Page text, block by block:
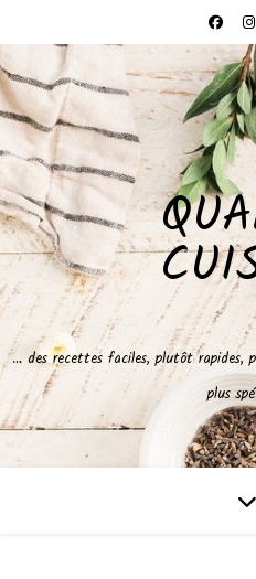
… des recettes faciles, plutôt rapides,
plus